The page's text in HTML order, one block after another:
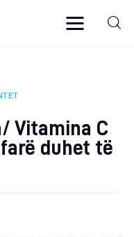
Vitamina C
duhet të